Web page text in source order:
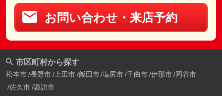
お問い合わせ・来店予約
市区町村から探す
松本市 長野市 上田市 飯田市 塩尻市 千曲市 伊那市 岡谷市
佐久市 諏訪市